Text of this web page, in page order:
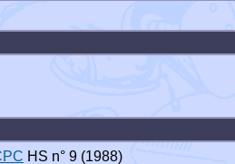
HS n° 9 (1988)